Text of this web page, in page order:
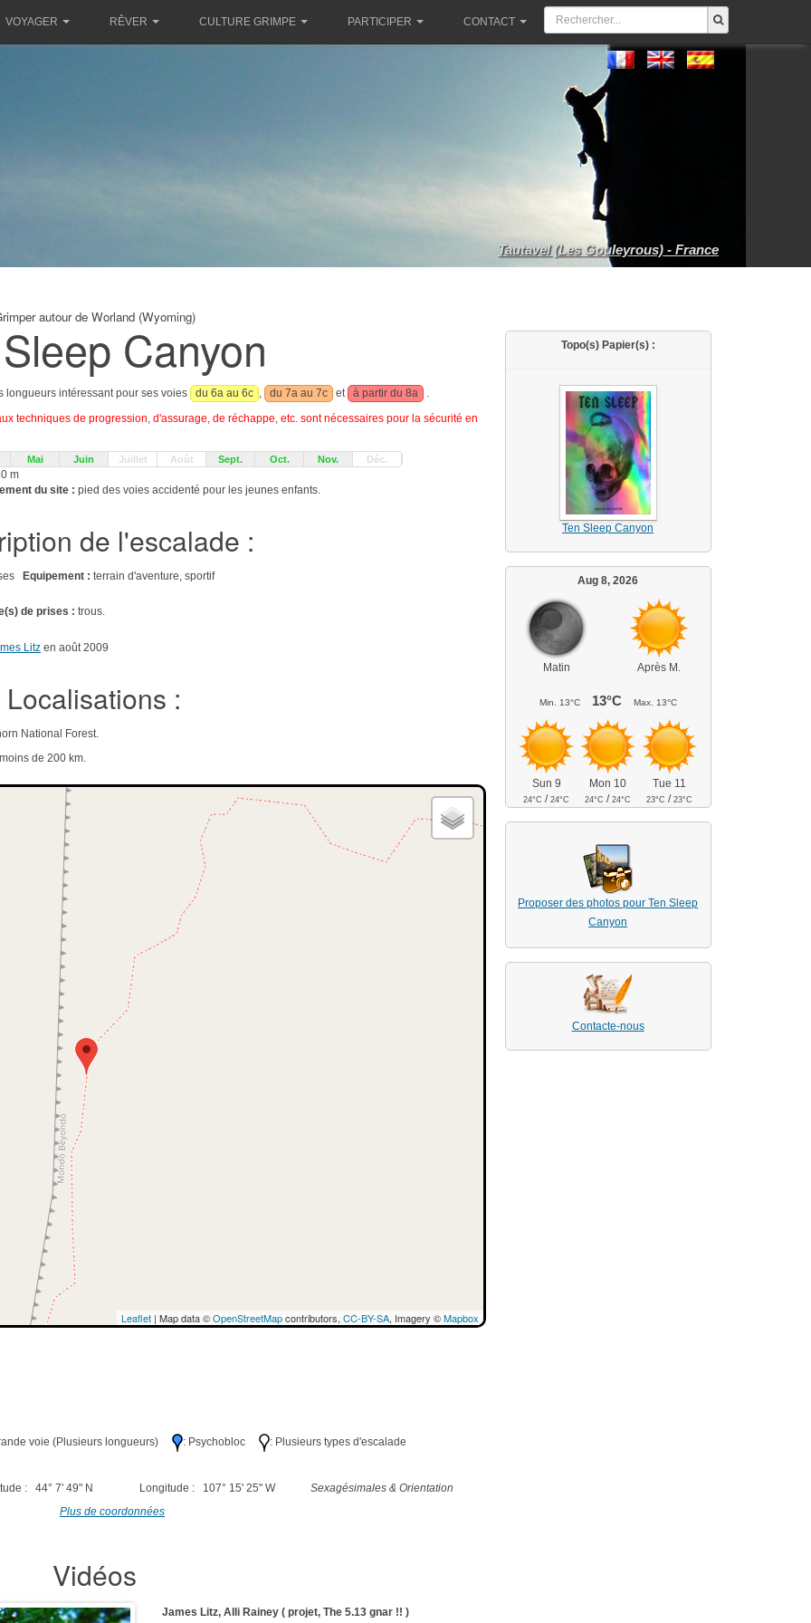
VOYAGER RÊVER CULTURE GRIMPE PARTICIPER CONTACT
Tautavel (Les Gouleyrous) - France
autour de Worland (Wyoming)
Canyon
longueurs intéressant pour ses voies du 6a au 6c , du 7a au 7c et à partir du 8a
.
techniques de progression, d'assurage, de réchappe, etc. sont nécessaires pour la sécurité en
Mai Juin Juillet Août Sept. Oct. Nov. Déc.
m
du site : pied des voies accidenté pour les jeunes enfants.
de l'escalade :
Equipement : terrain d'aventure, sportif
de prises : trous.
Litz en août 2009
Localisations :
National Forest.
de 200 km.
Leaflet| Map data ©OpenStreetMapcontributors, CC-BY-SA, Imagery ©Mapbox
voie (Plusieurs longueurs) : Psychobloc : Plusieurs types d'escalade
: 44° 7' 49" N Longitude : 107° 15' 25" W
Sexagésimales & Orientation
Plus de coordonnées
Vidéos
James Litz, Alli Rainey ( projet, The 5.13 gnar !! )
Topo(s) Papier(s) :
Ten Sleep Canyon
Aug 8, 2026
Matin Après M.
Min. 13°C 13°C Max. 13°C
Sun 9
24°C /24°C
Mon 10
24°C /24°C
Tue 11
23°C /23°C
Proposer des photos pour Ten Sleep
Canyon
Contacte-nous